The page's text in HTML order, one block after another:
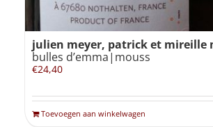
julien meyer, patrick et mireille
bulles d’emma|mouss
€24,40
Toevoegen aan winkelwagen